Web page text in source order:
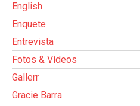
English
Enquete
Entrevista
Fotos & Vídeos
Gallerr
Gracie Barra